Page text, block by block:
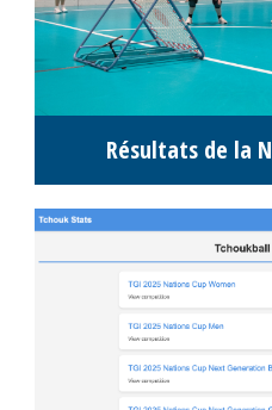
Résultats de la